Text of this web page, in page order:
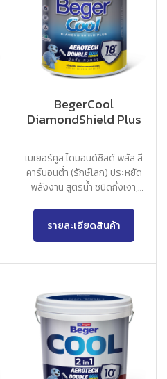
BegerCool
DiamondShield Plus
เบเยอร์คูล ไดมอนด์ชิลด์ พลัส สี
คาร์บอนต่ำ (รักษ์โลก) ประหยัด
พลังงาน สูตรน้ำ ชนิดกึ่งเงา,
รายละเอียดสินค้า